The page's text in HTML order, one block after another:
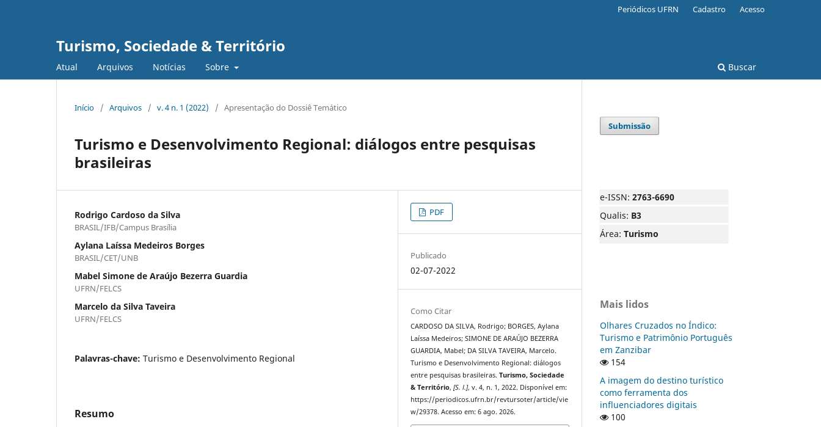
Turismo, Sociedade & Território
Atual Arquivos Notícias Sobre Buscar
Periódicos UFRN Cadastro Acesso
Início / Arquivos / v. 4 n. 1 (2022) / Apresentação do Dossiê Temático
Turismo e Desenvolvimento Regional: diálogos entre pesquisas
brasileiras
Rodrigo Cardoso da Silva
BRASIL/IFB/Campus Brasília
Aylana Laíssa Medeiros Borges
BRASIL/CET/UNB
Mabel Simone de Araújo Bezerra Guardia
UFRN/FELCS
Marcelo da Silva Taveira
UFRN/FELCS
Palavras-chave: Turismo e Desenvolvimento Regional
Resumo
PDF
Publicado
02-07-2022
Como Citar
CARDOSO DA SILVA, Rodrigo; BORGES, Aylana
Laíssa Medeiros; SIMONE DE ARAÚJO BEZERRA
GUARDIA, Mabel; DA SILVA TAVEIRA, Marcelo.
Turismo e Desenvolvimento Regional: diálogos
entre pesquisas brasileiras.Turismo, Sociedade
& Território,[S. l.], v. 4, n. 1, 2022. Disponível em:
https://periodicos.ufrn.br/revtursoter/article/vie
w/29378. Acesso em: 6 ago. 2026.
Submissão
e-ISSN: 2763-6690
Qualis: B3
Área: Turismo
Mais lidos
Olhares Cruzados no Índico:
Turismo e Patrimônio Português
em Zanzibar
154
A imagem do destino turístico
como ferramenta dos
influenciadores digitais
100